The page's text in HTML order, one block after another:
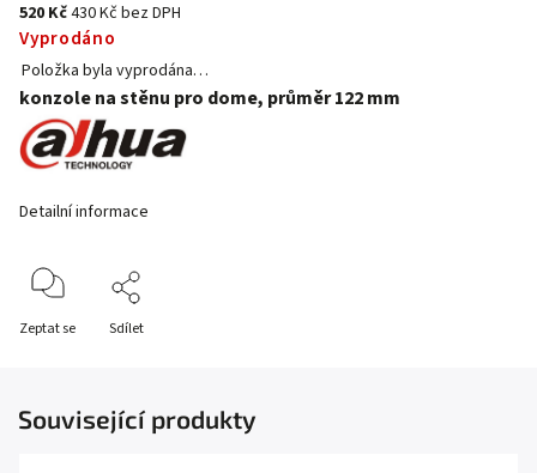
520 Kč430 Kč bez DPH
Vyprodáno
Položka byla vyprodána…
konzole na stěnu pro dome, průměr 122 mm
Detailní informace
Zeptat se Sdílet
Související produkty